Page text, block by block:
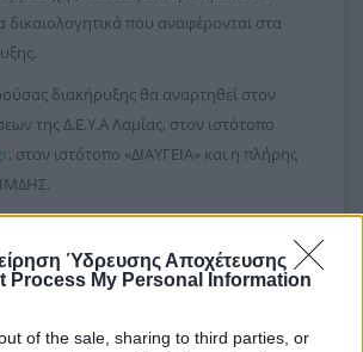
Ύδρευσης Αποχέτευσης
Process My Personal Information
of the sale, sharing to third parties, or
που αναφέρονται στα
διακήρυξης θα αναρτηθεί στον
της Δ.Ε.Υ.Α Λαμίας, στον ιστότοπο
, στον ιστότοπο «ΔΙΑΥΓΕΙΑ» και η πλήρης
το Γραφείο Προμηθειών της ΔΕΥΑΛ τις
ώρες στο τηλέφωνο 2231032950-1